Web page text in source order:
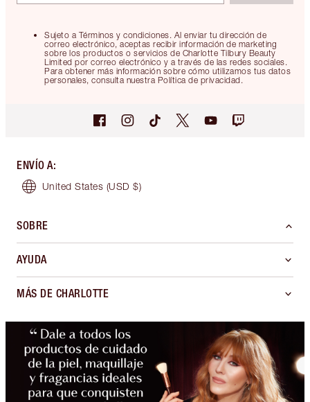
Sujeto a Términos y condiciones. Al enviar tu dirección de
correo electrónico, aceptas recibir información de marketing
sobre los productos o servicios de Charlotte Tilbury Beauty
Limited por correo electrónico y a través de las redes sociales.
Para obtener más información sobre cómo utilizamos tus datos
personales, consulta nuestra Política de privacidad.
ENVÍO A:
United States (USD $)
SOBRE
AYUDA
MÁS DE CHARLOTTE